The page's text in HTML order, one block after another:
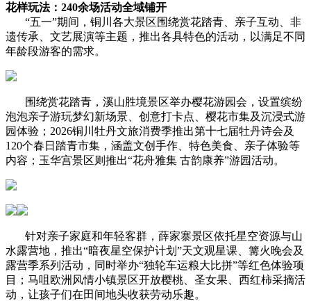
花样玩法：240余场活动全域铺开
“五一”期间，铜川各大景区围绕赏花踏青、亲子互动、非
遗传承、文艺展演等主题，推出各具特色的活动，以满足不同
年龄段游客的需求。
围绕赏花踏青，溪山胜境景区举办樱花游园会，设置缤纷
泡泡亲子游玩梦幻新场景、创意打卡点、樱花市集及沉浸式游
园体验；2026铜川牡丹文旅消费季推出第十七届牡丹诗会及
120个春日踏青市集，涵盖文创手作、特色美食、亲子体验等
内容；玉华宫景区则推出“花舟雅集 古韵康养”游园活动。
针对亲子家庭和年轻客群，薛家寨景区依托星空资源与山
水露营地，推出“暗夜星空保护计划”天文观星课、篝火晚会及
露营季系列活动，同时举办“独轮车运粮大比拼”等红色体验项
目；马咀欧洲风情小镇景区开放樱桃、圣女果、西红柿采摘活
动，让孩子们在田间地头收获劳动乐趣。